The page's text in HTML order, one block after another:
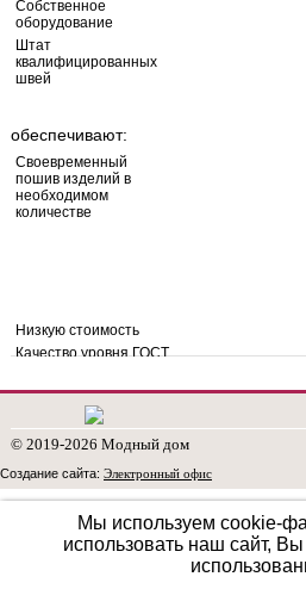
Собственное
оборудование
Штат
квалифицированных
швей
обеспечивают:
Своевременный
пошив изделий в
необходимом
количестве
Низкую стоимость
Качество уровня ГОСТ
Создавать современные актуальные
процентом реализации
Собственные маркетинговые
возможностьпрактиковать гибкую
сотрудничества
Высококвалифицированные
приятные эмоции от делового
© 2019-2026 Модный дом
Создание сайта: Электронный офис
Мы используем cookie-
использовать наш сайт,